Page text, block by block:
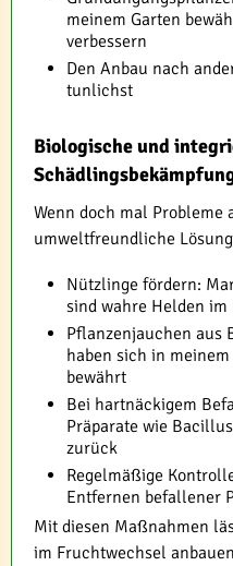
meinem Garten
verbessern
Den Anbau nach
tunlichst
Biologische und
Wenn doch mal
umweltfreundliche
Nützlinge fördern:
sind wahre Helden
Pflanzenjauchen aus
haben sich in
bewährt
Bei hartnäckigem
Präparate wie
zurück
Regelmäßige
Entfernen befallener
Mit diesen Maßnahmen
im Fruchtwechsel